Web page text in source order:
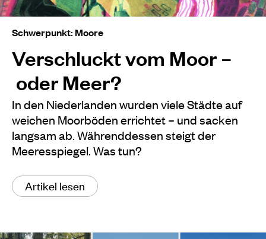
Schwerpunkt: Moore
Verschluckt vom Moor –
oder Meer?
In den Niederlanden wurden viele Städte auf
weichen Moorböden errichtet – und sacken
langsam ab. Währenddessen steigt der
Meeresspiegel. Was tun?
Artikel lesen